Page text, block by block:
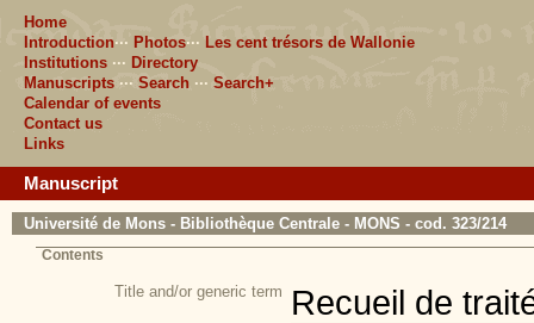
Home
Introduction··· Photos··· Les cent trésors de Wallonie
Institutions ··· Directory
Manuscripts ··· Search ··· Search+
Calendar of events
Contact us
Links
Manuscript
Université de Mons - Bibliothèque Centrale - MONS - cod. 323/214
Contents
Title and/or generic term Recueil de